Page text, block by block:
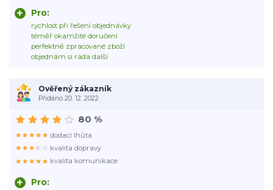
Pro:
rychlost při řešení objednávky
téměř okamžité doručení
perfektně zpracované zboží
objednám si ráda další
Ověřený zákazník
Přidáno 20. 12. 2022
Pro:
80 %
dodací lhůta
kvalita dopravy
kvalita komunikace